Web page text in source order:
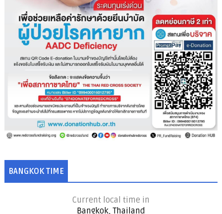
BANGKOK TIME
Current local time in
Bangkok, Thailand